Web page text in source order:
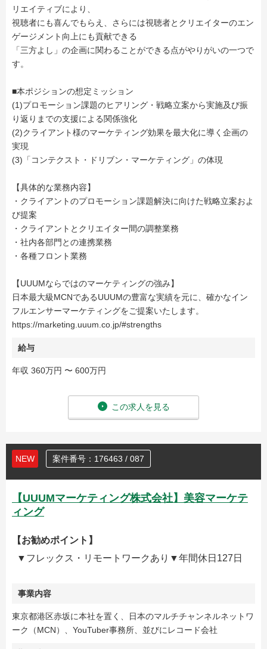
リエイティブにより、
視聴者にも喜んでもらえ、さらには視聴者とクリエイターのエン
ゲージメント向上にも貢献できる
「三方よし」の企画に関わることができる点がやりがいの一つで
す。
■本ポジションの想定ミッション
(1)プロモーション課題のヒアリング・戦略立案から実施及び振
り返りまでの支援による関係強化
(2)クライアント様のマーケティング効果を最大化に導く企画の
実現
(3)「コンテクスト・ドリブン・マーケティング」の体現
【具体的な業務内容】
・クライアントのプロモーション課題解決に向けた戦略立案およ
び提案
・クライアントとクリエイター間の調整業務
・社内各部門との連携業務
・各種フロント業務
【UUUMならではのマーケティングの強み】
日本最大級MCNであるUUUMの豊富な実績を元に、確かなイン
フルエンサーマーケティングをご提案いたします。
https://marketing.uuum.co.jp/#strengths
給与
年収 360万円 〜 600万円
この求人を見る
NEW 案件番号：176463 / 087
【UUUMマーケティング株式会社】美容マーケテ
ィング
【お勧めポイント】
▼フレックス・リモートワークあり▼年間休日127日
事業内容
東京都港区赤坂に本社を置く、日本のマルチチャンネルネットワ
ーク（MCN）、YouTuber事務所、並びにレコード会社